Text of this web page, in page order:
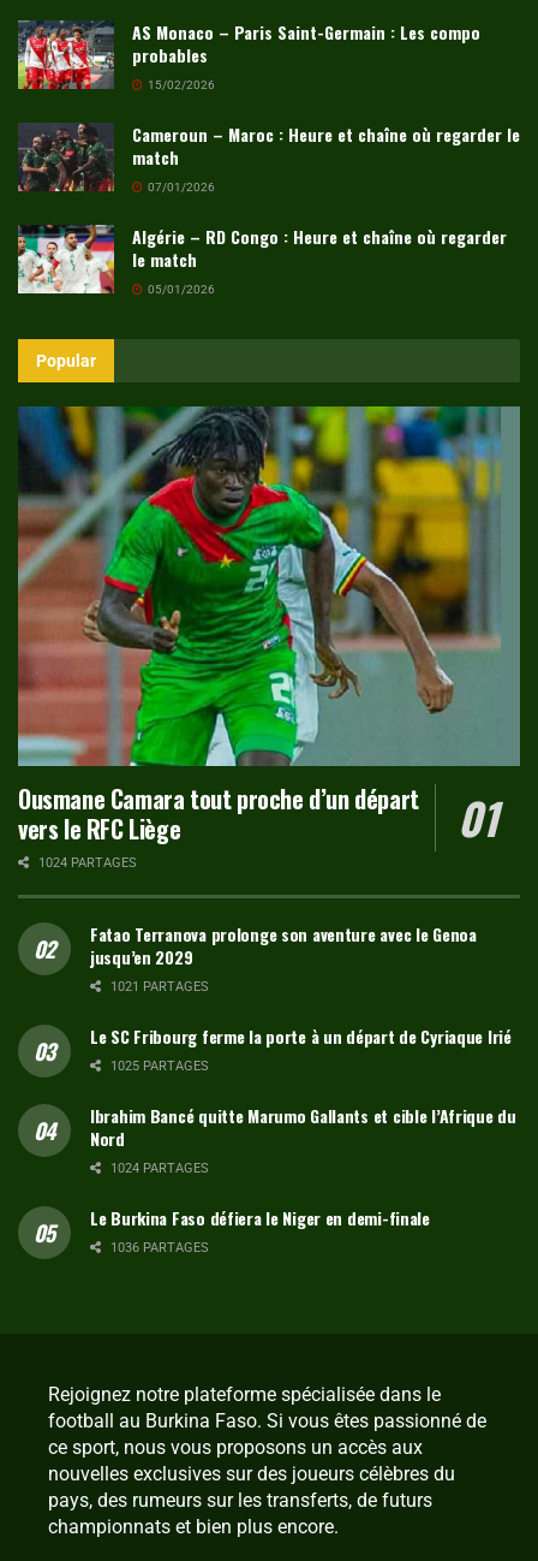
AS Monaco – Paris Saint-Germain : Les compo
probables
15/02/2026
Cameroun – Maroc : Heure et chaîne où regarder le
match
07/01/2026
Algérie – RD Congo : Heure et chaîne où regarder
le match
05/01/2026
Popular
Ousmane Camara tout proche d’un départ
vers le RFC Liège
1024 PARTAGES
Fatao Terranova prolonge son aventure avec le Genoa
jusqu’en 2029
1021 PARTAGES
Le SC Fribourg ferme la porte à un départ de Cyriaque Irié
1025 PARTAGES
Ibrahim Bancé quitte Marumo Gallants et cible l’Afrique du
Nord
1024 PARTAGES
Le Burkina Faso défiera le Niger en demi-finale
1036 PARTAGES
Rejoignez notre plateforme spécialisée dans le
football au Burkina Faso. Si vous êtes passionné de
ce sport, nous vous proposons un accès aux
nouvelles exclusives sur des joueurs célèbres du
pays, des rumeurs sur les transferts, de futurs
championnats et bien plus encore.